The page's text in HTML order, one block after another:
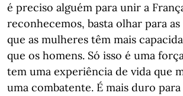
é preciso alguém para unir a
reconhecemos, basta olhar para as
que as mulheres têm mais
que os homens. Só isso é uma
tem uma experiência de vida que
uma combatente. É mais duro